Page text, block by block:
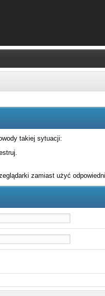
takiej sytuacji:
zamiast użyć